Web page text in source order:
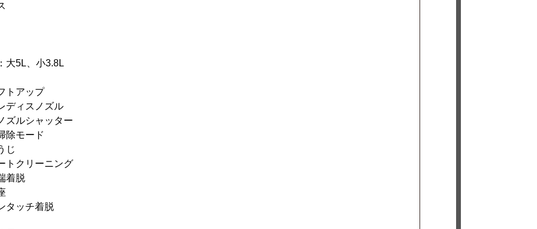
大5L、小3.8L
トアップ
ディスノズル
ズルシャッター
除モード
じ
トクリーニング
着脱
タッチ着脱